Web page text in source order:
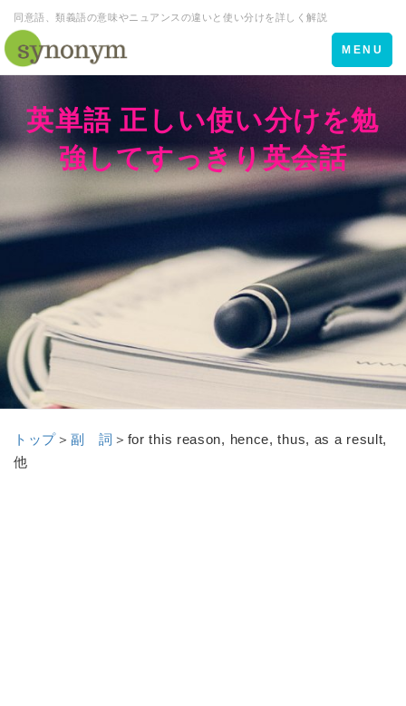
同意語、類義語の意味やニュアンスの違いと使い分けを詳しく解説
Toggle
navigation
MENU
英単語 正しい使い分けを勉
強してすっきり英会話
トップ＞ 副 詞 ＞ for this reason, hence, thus, as a result,
他